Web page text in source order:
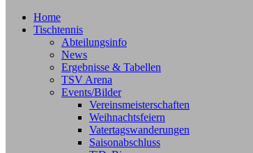
Home
Tischtennis
Abteilungsinfo
News
Ergebnisse & Tabellen
TSV Arena
Events/Bilder
Vereinsmeisterschaften
Weihnachtsfeiern
Vatertagswanderungen
Saisonabschluss